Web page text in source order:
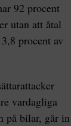
92 procent
utan att åtal
procent av
vardagliga
på bilar, går in